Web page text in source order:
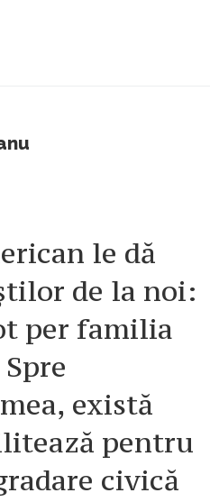
le dă
de la noi:
per familia
există
pentru
civică